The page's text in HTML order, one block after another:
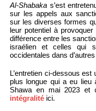
Al-Shabaka s’est
sur les appels aux
sur les diverses formes
leur potentiel à
différence entre les
israélien et celles qui
occidentales dans
L’entretien ci-dessous est
plus longue qui a eu lieu
Shawa en mai 2023 et
intégralité ici.